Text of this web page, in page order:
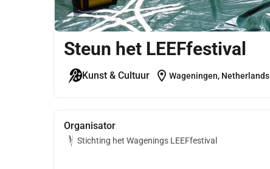
Steun het LEEFfestival
Kunst & Cultuur location_on Wageningen, Netherlands
Organisator
Stichting het Wagenings LEEFfestival